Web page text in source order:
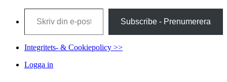
Skriv din e-post …
Subscribe - Prenumerera
Integritets- & Cookiepolicy >>
Logga in